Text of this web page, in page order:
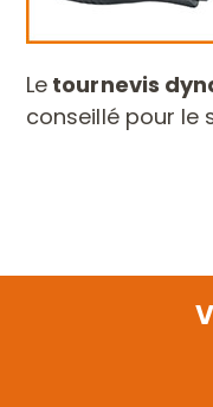
Le tournevis
conseillé pour le